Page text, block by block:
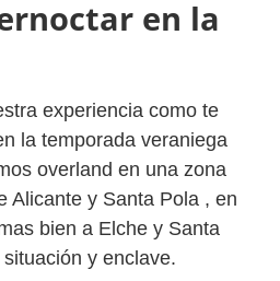
en la
experiencia como te
la temporada veraniega
overland en una zona
Alicante y Santa Pola , en
bien a Elche y Santa
y enclave.